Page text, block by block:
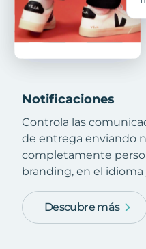
Notificaciones
Controla las
de entrega enviando
completamente
branding, en el
Descubre más